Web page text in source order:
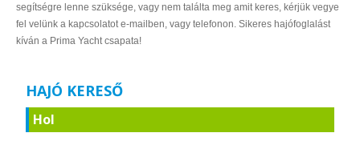
segítségre lenne szüksége, vagy nem találta meg amit keres, kérjük vegye
fel velünk a kapcsolatot e-mailben, vagy telefonon. Sikeres hajófoglalást
kíván a Prima Yacht csapata!
HAJÓ KERESŐ
Hol